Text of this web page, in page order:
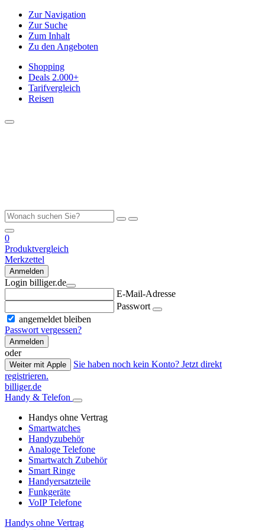
Zur Navigation
Zur Suche
Zum Inhalt
Zu den Angeboten
Shopping
Deals 2.000+
Tarifvergleich
Reisen
0
Produktvergleich
Merkzettel
Anmelden
Login billiger.de
E-Mail-Adresse
Passwort
angemeldet bleiben
Passwort vergessen?
Anmelden
oder
Weiter mit Apple
Sie haben noch kein Konto? Jetzt direkt
registrieren.
billiger.de
Handy & Telefon
Handys ohne Vertrag
Smartwatches
Handyzubehör
Analoge Telefone
Smartwatch Zubehör
Smart Ringe
Handyersatzteile
Funkgeräte
VoIP Telefone
Handys ohne Vertrag